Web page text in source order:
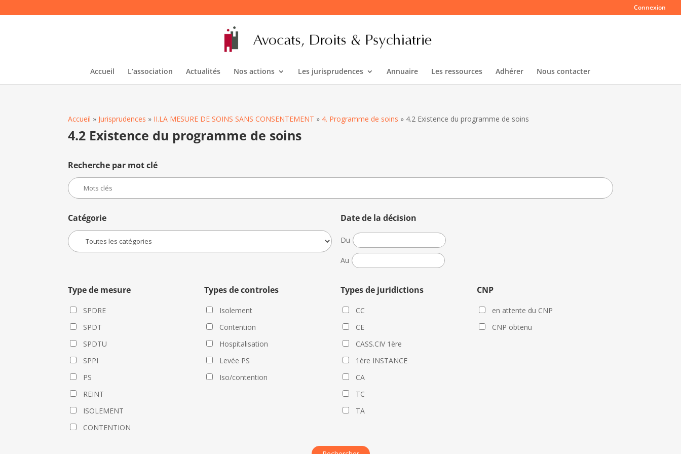
Connexion
Accueil L’association Actualités Nos actions Les jurisprudences Annuaire Les ressources Adhérer Nous contacter
Accueil » Jurisprudences » II.LA MESURE DE SOINS SANS CONSENTEMENT » 4. Programme de soins » 4.2 Existence du programme de soins
4.2 Existence du programme de soins
Recherche par mot clé
Catégorie Date de la décision
Du Date
de
la
Au Date
de
décision
Type de mesure
SPDRE
SPDT
SPDTU
SPPI
PS
REINT
ISOLEMENT
CONTENTION
Types de controles
Isolement
Contention
Hospitalisation
Levée PS
Iso/contention
Types de juridictions
CC
CE
CASS.CIV 1ère
1ère INSTANCE
CA
TC
TA
CNP
en attente du CNP
CNP obtenu